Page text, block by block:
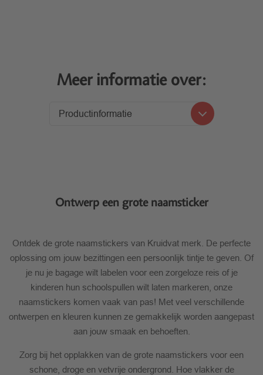
Meer informatie over:
Productinformatie
Ontwerp een grote naamsticker
Ontdek de grote naamstickers van Kruidvat merk. De perfecte
oplossing om jouw bezittingen een persoonlijk tintje te geven. Of
je nu je bagage wilt labelen voor een zorgeloze reis of je
kinderen hun schoolspullen wilt laten markeren, onze
naamstickers komen vaak van pas! Met veel verschillende
ontwerpen en kleuren kunnen ze gemakkelijk worden aangepast
aan jouw smaak en behoeften.
Zorg bij het opplakken van de grote naamstickers voor een
schone, droge en vetvrije ondergrond. Hoe vlakker de